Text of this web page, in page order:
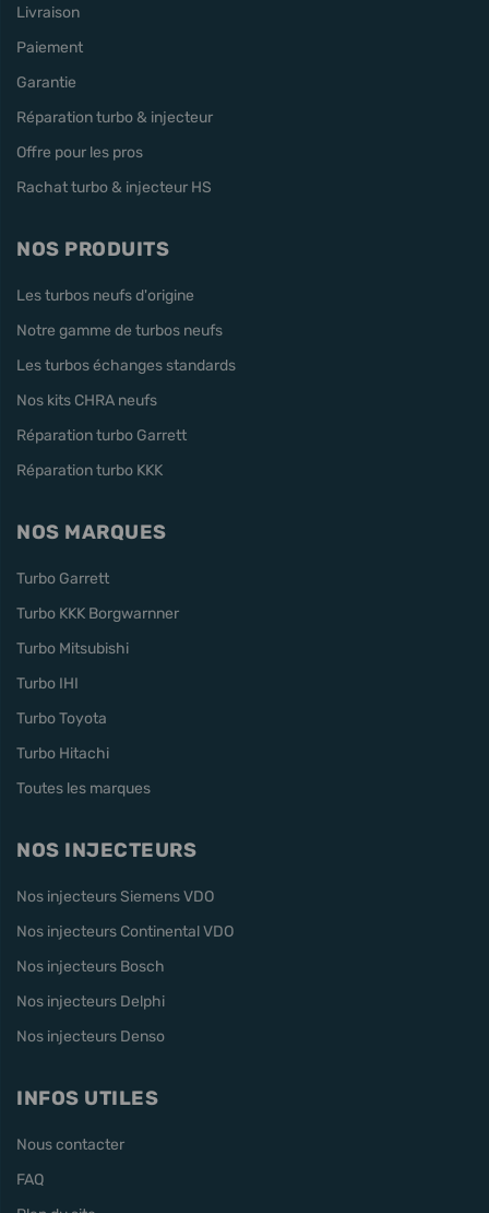
Livraison
Paiement
Garantie
Réparation turbo & injecteur
Offre pour les pros
Rachat turbo & injecteur HS
NOS PRODUITS
Les turbos neufs d'origine
Notre gamme de turbos neufs
Les turbos échanges standards
Nos kits CHRA neufs
Réparation turbo Garrett
Réparation turbo KKK
NOS MARQUES
Turbo Garrett
Turbo KKK Borgwarnner
Turbo Mitsubishi
Turbo IHI
Turbo Toyota
Turbo Hitachi
Toutes les marques
NOS INJECTEURS
Nos injecteurs Siemens VDO
Nos injecteurs Continental VDO
Nos injecteurs Bosch
Nos injecteurs Delphi
Nos injecteurs Denso
INFOS UTILES
Nous contacter
FAQ